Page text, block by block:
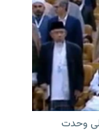
وحدت